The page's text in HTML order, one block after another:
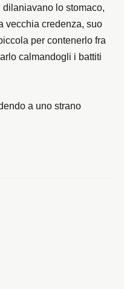
lo stomaco,
vecchia credenza, suo
per contenerlo fra
calmandogli i battiti
a uno strano